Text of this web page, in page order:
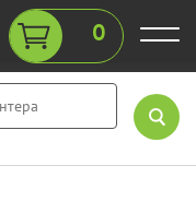
0